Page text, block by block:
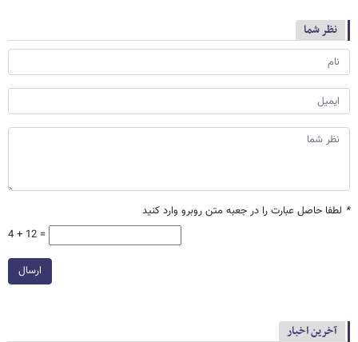
نظر شما
* لطفا حاصل عبارت را در جعبه متن روبرو وارد کنید
4 + 12 =
ارسال
آخرین اخبار